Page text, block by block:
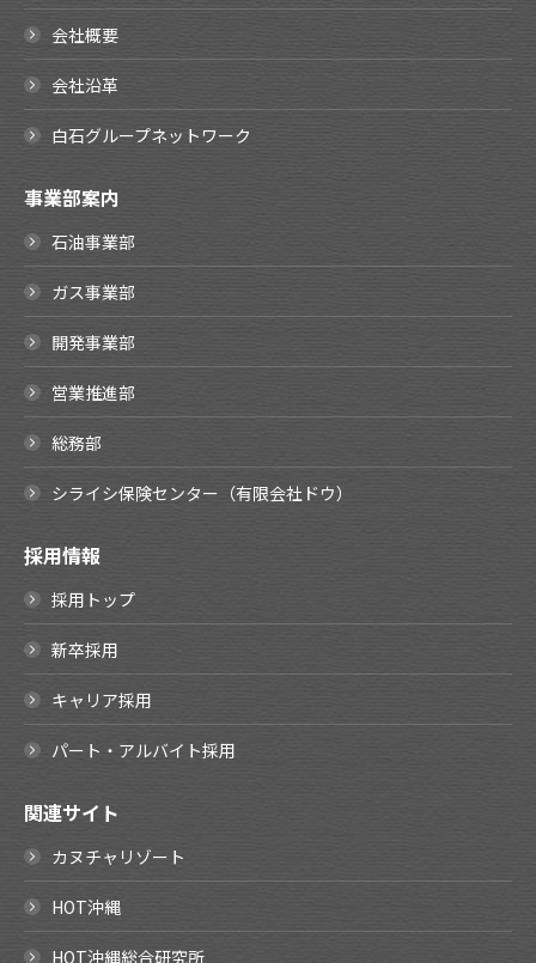
会社概要
会社沿革
白石グループネットワーク
事業部案内
石油事業部
ガス事業部
開発事業部
営業推進部
総務部
シライシ保険センター（有限会社ドウ）
採用情報
採用トップ
新卒採用
キャリア採用
パート・アルバイト採用
関連サイト
カヌチャリゾート
HOT沖縄
HOT沖縄総合研究所